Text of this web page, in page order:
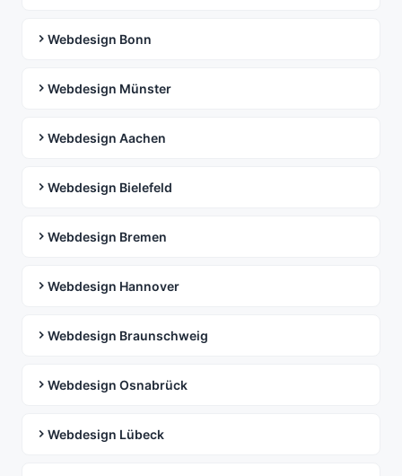
Webdesign Bonn
Webdesign Münster
Webdesign Aachen
Webdesign Bielefeld
Webdesign Bremen
Webdesign Hannover
Webdesign Braunschweig
Webdesign Osnabrück
Webdesign Lübeck